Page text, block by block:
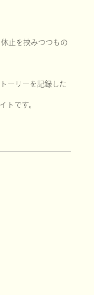
止を挟みつつもの
ーリーを記録した
トです。